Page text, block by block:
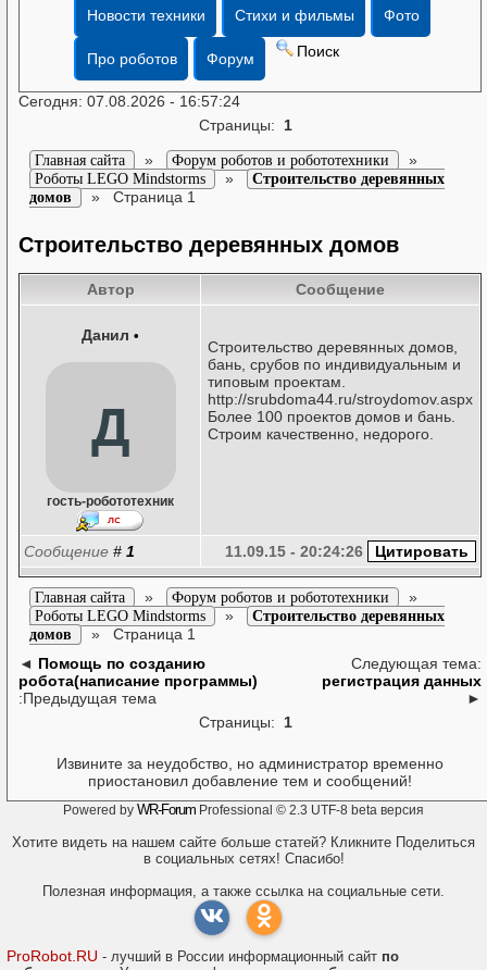
Новости техники Стихи и фильмы Фото
Про роботов Форум Поиск
Сегодня: 07.08.2026 - 16:57:24
Страницы: 1
Главная сайта » Форум роботов и робототехники »
Роботы LEGO Mindstorms »
Строительство деревянных
домов
» Страница 1
Строительство деревянных домов
Автор Сообщение
Данил •
Д
гость-робототехник
Строительство деревянных домов,
бань, срубов по индивидуальным и
типовым проектам.
http://srubdoma44.ru/stroydomov.aspx
Более 100 проектов домов и бань.
Строим качественно, недорого.
Сообщение # 1 11.09.15 - 20:24:26
Главная сайта » Форум роботов и робототехники »
Роботы LEGO Mindstorms »
Строительство деревянных
домов
» Страница 1
◄ Помощь по созданию
робота(написание программы)
:Предыдущая тема
Следующая тема:
регистрация данных
►
Страницы: 1
Извините за неудобство, но администратор временно
приостановил добавление тем и сообщений!
Powered by WR-Forum Professional © 2.3 UTF-8 beta версия
Хотите видеть на нашем сайте больше статей? Кликните Поделиться
в социальных сетях! Спасибо!
Полезная информация, а также ссылка на социальные сети.
ProRobot.RU - лучший в России информационный сайт по